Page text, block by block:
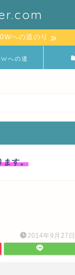
への道のり
への道
ます。
2014年9月27日